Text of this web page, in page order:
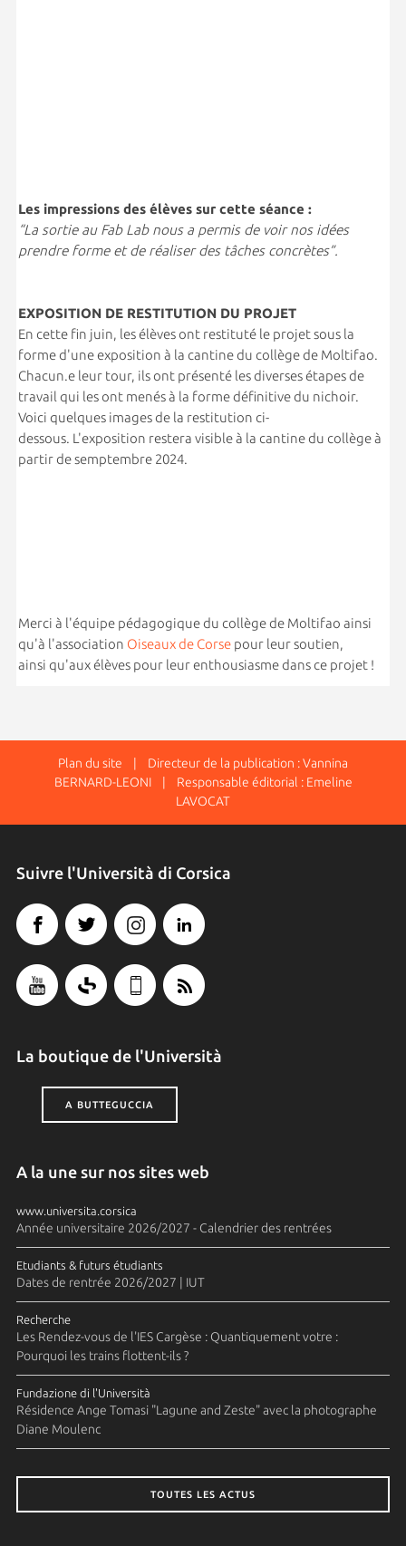
Les impressions des élèves sur cette séance :
“La sortie au Fab Lab nous a permis de voir nos idées
prendre forme et de réaliser des tâches concrètes”.
EXPOSITION DE RESTITUTION DU PROJET
En cette fin juin, les élèves ont restituté le projet sous la
forme d'une exposition à la cantine du collège de Moltifao.
Chacun.e leur tour, ils ont présenté les diverses étapes de
travail qui les ont menés à la forme définitive du nichoir.
Voici quelques images de la restitution ci-
dessous. L'exposition restera visible à la cantine du collège à
partir de semptembre 2024.
Merci à l'équipe pédagogique du collège de Moltifao ainsi
qu'à l'association Oiseaux de Corsepour leur soutien,
ainsi qu'aux élèves pour leur enthousiasme dans ce projet !
Plan du site | Directeur de la publication : Vannina
BERNARD-LEONI | Responsable éditorial : Emeline
LAVOCAT
Suivre l'Università di Corsica
La boutique de l'Università
A BUTTEGUCCIA
A la une sur nos sites web
www.universita.corsica
Année universitaire 2026/2027 - Calendrier des rentrées
Etudiants & futurs étudiants
Dates de rentrée 2026/2027 | IUT
Recherche
Les Rendez-vous de l'IES Cargèse : Quantiquement votre :
Pourquoi les trains flottent-ils ?
Fundazione di l'Università
Résidence Ange Tomasi "Lagune and Zeste" avec la photographe
Diane Moulenc
TOUTES LES ACTUS